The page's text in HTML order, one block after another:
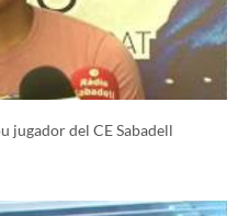
jugador del CE Sabadell